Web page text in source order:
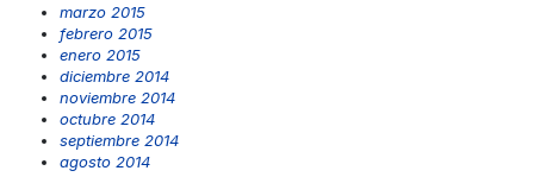
marzo 2015
febrero 2015
enero 2015
diciembre 2014
noviembre 2014
octubre 2014
septiembre 2014
agosto 2014